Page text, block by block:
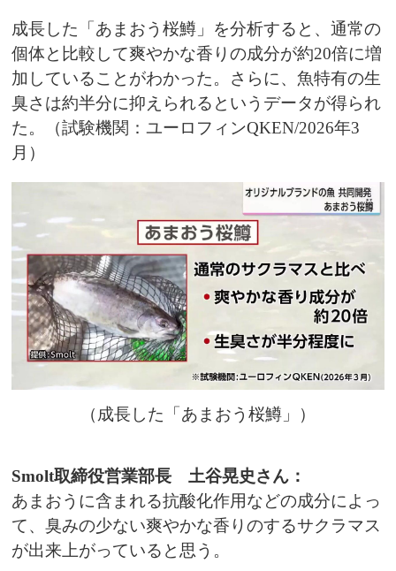
成長した「あまおう桜鱒」を分析すると、通常の
個体と比較して爽やかな香りの成分が約20倍に増
加していることがわかった。さらに、魚特有の生
臭さは約半分に抑えられるというデータが得られ
た。（試験機関：ユーロフィンQKEN/2026年3
月）
（成長した「あまおう桜鱒」）
Smolt取締役営業部長 土谷晃史さん：
あまおうに含まれる抗酸化作用などの成分によっ
て、臭みの少ない爽やかな香りのするサクラマス
が出来上がっていると思う。